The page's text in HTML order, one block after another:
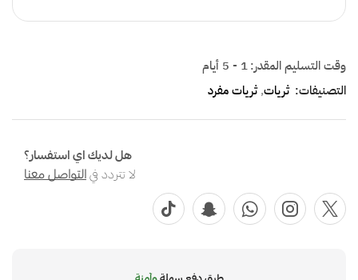
وقت التسليم المقدر:1 - 5 أيام
التصنيفات: ثريات, ثريات مفرد
هل لديك اي استفسار؟
لا تتردد فيالتواصل معنا